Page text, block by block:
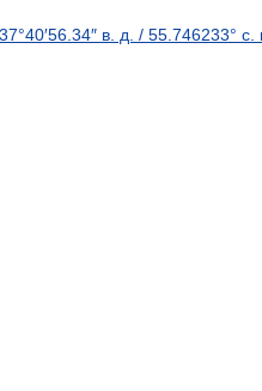
37°40′56.34″ в. д. / 55.746233° с.